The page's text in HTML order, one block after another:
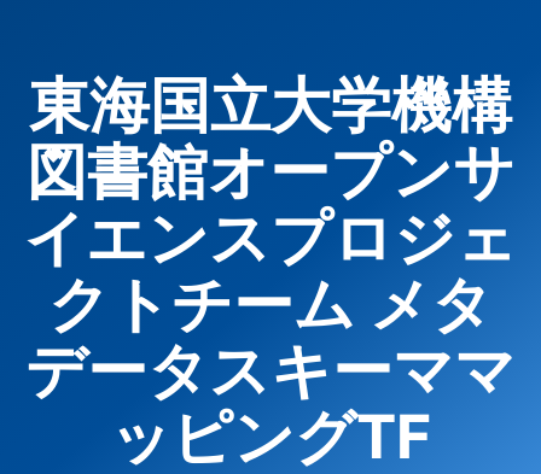
ー
東海国立大学機構
図書館オープンサ
イエンスプロジェ
クトチーム メタ
データスキーママ
ッピングTF